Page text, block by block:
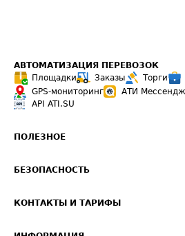
АВТОМАТИЗАЦИЯ ПЕРЕВОЗОК
Площадки
Заказы Торги
GPS-мониторинг
АТИ
API ATI.SU
ПОЛЕЗНОЕ
Звезды ATI.SU на вашем сайте
БЕЗОПАСНОСТЬ
Светофор+
КОНТАКТЫ И ТАРИФЫ